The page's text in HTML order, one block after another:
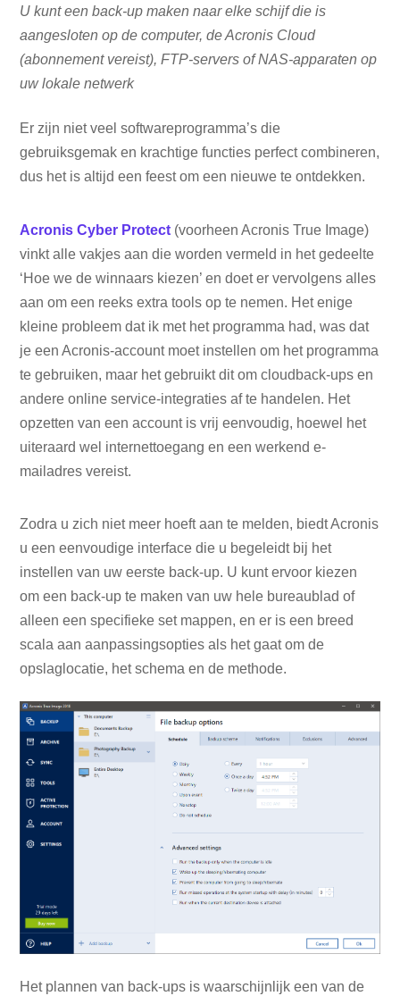
U kunt een back-up maken naar elke schijf die is
aangesloten op de computer, de Acronis Cloud
(abonnement vereist), FTP-servers of NAS-apparaten op
uw lokale netwerk
Er zijn niet veel softwareprogramma’s die
gebruiksgemak en krachtige functies perfect combineren,
dus het is altijd een feest om een ​​nieuwe te ontdekken.
Acronis Cyber ​​Protect (voorheen Acronis True Image)
vinkt alle vakjes aan die worden vermeld in het gedeelte
‘Hoe we de winnaars kiezen’ en doet er vervolgens alles
aan om een ​​reeks extra tools op te nemen. Het enige
kleine probleem dat ik met het programma had, was dat
je een Acronis-account moet instellen om het programma
te gebruiken, maar het gebruikt dit om cloudback-ups en
andere online service-integraties af te handelen. Het
opzetten van een account is vrij eenvoudig, hoewel het
uiteraard wel internettoegang en een werkend e-
mailadres vereist.
Zodra u zich niet meer hoeft aan te melden, biedt Acronis
u een eenvoudige interface die u begeleidt bij het
instellen van uw eerste back-up. U kunt ervoor kiezen
om een ​​back-up te maken van uw hele bureaublad of
alleen een specifieke set mappen, en er is een breed
scala aan aanpassingsopties als het gaat om de
opslaglocatie, het schema en de methode.
Het plannen van back-ups is waarschijnlijk een van de